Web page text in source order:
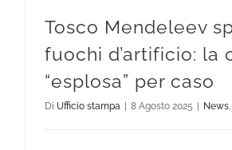
Tosco Mendeleev
fuochi d’artificio: la
“esplosa” per caso
Di Ufficio stampa | 8 Agosto 2025 | News